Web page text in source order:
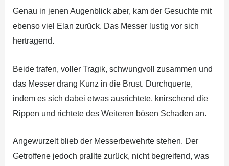
Genau in jenen Augenblick aber, kam der Gesuchte mit
ebenso viel Elan zurück. Das Messer lustig vor sich
hertragend.
Beide trafen, voller Tragik, schwungvoll zusammen und
das Messer drang Kunz in die Brust. Durchquerte,
indem es sich dabei etwas ausrichtete, knirschend die
Rippen und richtete des Weiteren bösen Schaden an.
Angewurzelt blieb der Messerbewehrte stehen. Der
Getroffene jedoch prallte zurück, nicht begreifend, was